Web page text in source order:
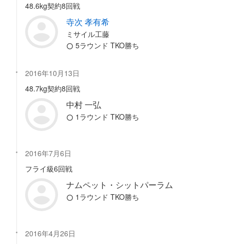
48.6kg契約8回戦
寺次 孝有希
ミサイル工藤
5ラウンド TKO勝ち
2016年10月13日
48.7kg契約8回戦
中村 一弘
1ラウンド TKO勝ち
2016年7月6日
フライ級6回戦
ナムペット・シットパーラム
1ラウンド TKO勝ち
2016年4月26日